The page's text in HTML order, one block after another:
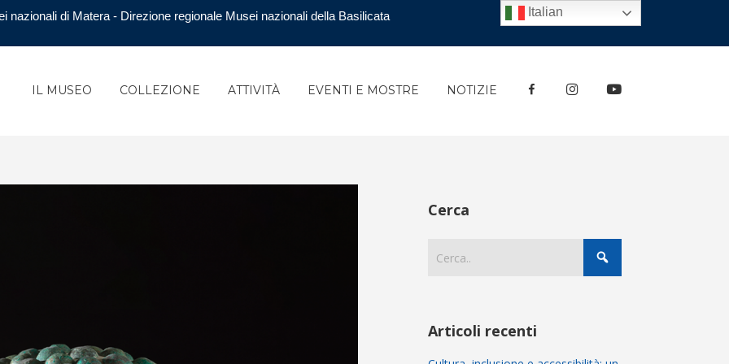
nazionali di Matera - Direzione regionale Musei nazionali della Basilicata
IL MUSEO COLLEZIONE ATTIVITÀ EVENTI E MOSTRE NOTIZIE FACEBOOKINSTAGRAMYOUTUBE
Cerca
Articoli recenti
Italian